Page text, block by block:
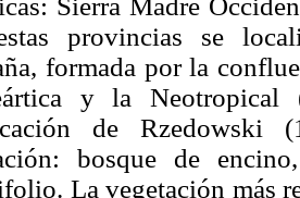
Sierra Madre
provincias se
formada por la
y la Neotropical
de Rzedowski
bosque de
La vegetación más